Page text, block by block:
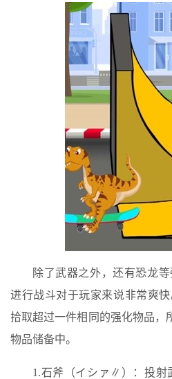
除了武器之外，还有恐龙
进行战斗对于玩家来说非常爽
拾取超过一件相同的强化物品，
物品储备中。
1.石斧（イシァ∥）：投射